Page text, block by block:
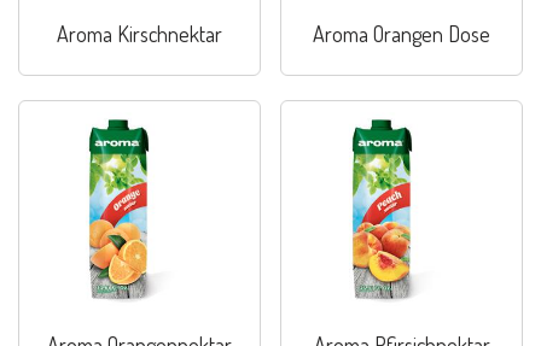
Aroma Kirschnektar Aroma Orangen Dose